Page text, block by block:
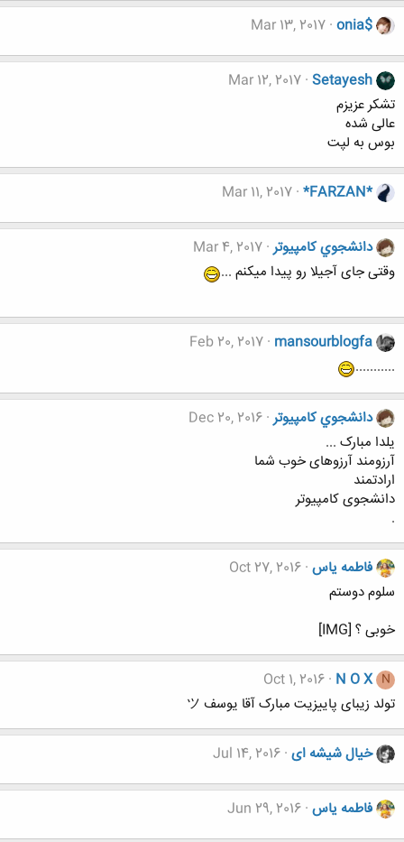
onia$
Mar 13, 2017
Setayesh
Mar 12, 2017
تشکر عزیزم
عالی شده
بوس به لپت
*FARZAN*
Mar 11, 2017
دانشجوي كامپيوتر Mar 4, 2017
وقتی جای آجیلا رو پیدا میکنم ...
mansourblogfa
Feb 20, 2017
...........
دانشجوي كامپيوتر Dec 20, 2016
یلدا مبارک ...
آرزومند آرزوهای خوب شما
ارادتمند
دانشجوی کامپیوتر
.
فاطمه یاس Oct 27, 2016
سلوم دوستم
خوبی ؟ [IMG]
N
N O X
Oct 1, 2016
تولد زیبای پاییزیت مبارک آقا یوسف ツ
خیال شیشه ای Jul 14, 2016
فاطمه یاس Jun 29, 2016